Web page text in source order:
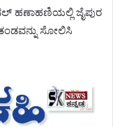
ಹಣಾಹಣಿಯಲ್ಲಿ ಜೈಪುರ
ಸೋಲಿಸಿ